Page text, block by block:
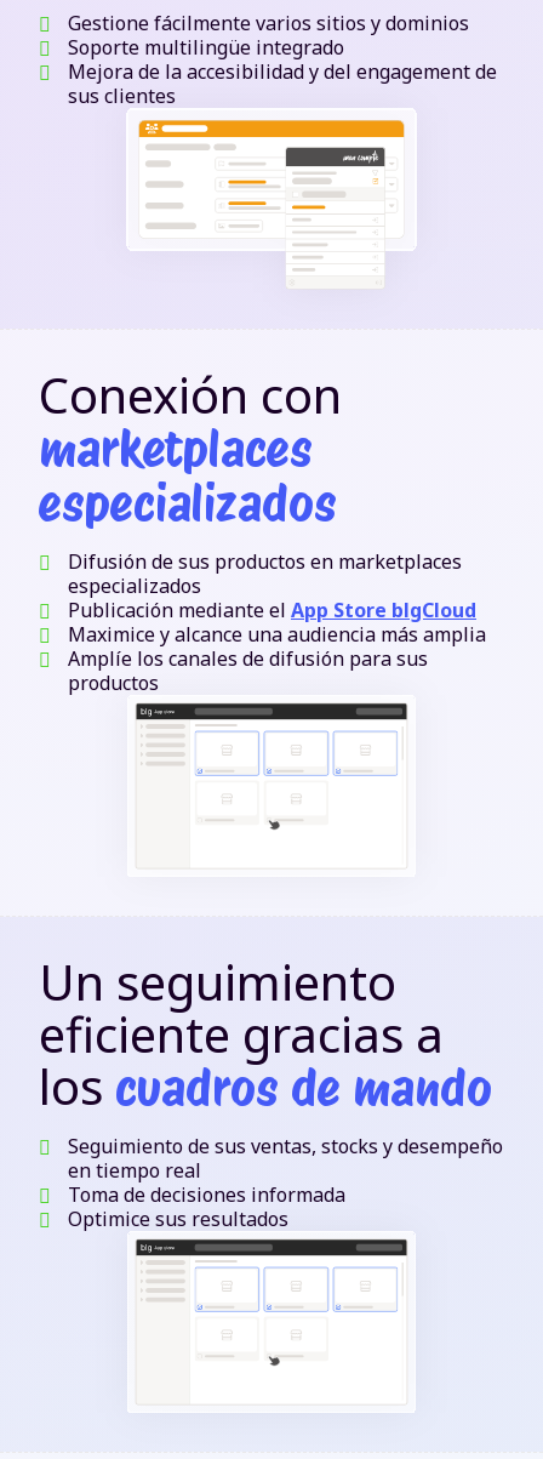
Gestione fácilmente varios sitios y dominios
Soporte multilingüe integrado
Mejora de la accesibilidad y del engagement de
sus clientes
Conexión con
marketplaces
especializados
Difusión de sus productos en marketplaces
especializados
Publicación mediante el App Store blgCloud
Maximice y alcance una audiencia más amplia
Amplíe los canales de difusión para sus
productos
Un seguimiento
eficiente gracias a
los cuadros de mando
Seguimiento de sus ventas, stocks y desempeño
en tiempo real
Toma de decisiones informada
Optimice sus resultados